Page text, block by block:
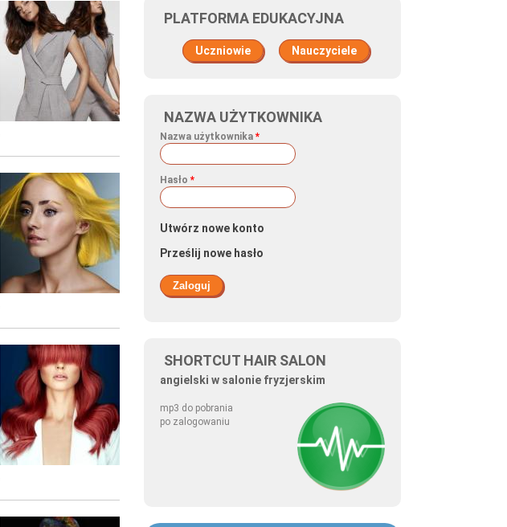
PLATFORMA EDUKACYJNA
Uczniowie Nauczyciele
NAZWA UŻYTKOWNIKA
Nazwa użytkownika *
Hasło *
Utwórz nowe konto
Prześlij nowe hasło
SHORTCUT HAIR SALON
angielski w salonie fryzjerskim
mp3 do pobrania
po zalogowaniu